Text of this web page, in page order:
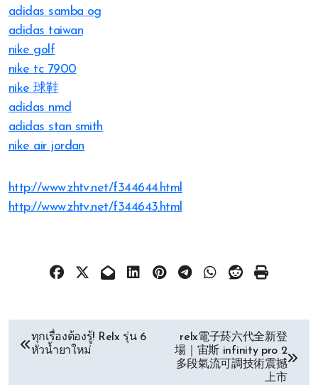
adidas samba og
adidas taiwan
nike golf
nike tc 7900
nike 球鞋
adidas nmd
adidas stan smith
nike air jordan
http://www.zhtv.net/f344644.html
http://www.zhtv.net/f344643.html
文ทุกเรื่องต้องรู้! Relx รุ่น 6
หัวน้ำยาใหม่
relx電子菸六代全新登
場｜宙斯 infinity pro 2
多段氣流可調技術震撼
上市